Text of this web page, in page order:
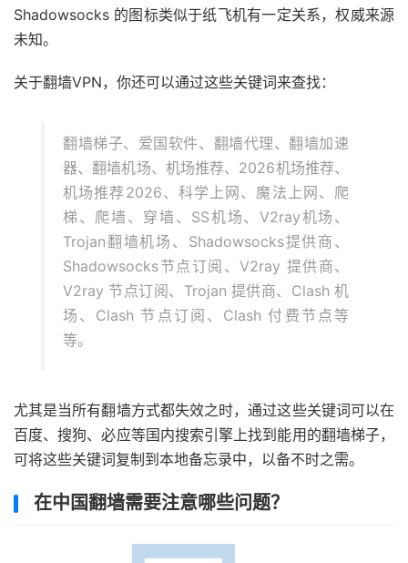
Shadowsocks 的图标类似于纸飞机有一定关系，权威来源
未知。
关于翻墙VPN，你还可以通过这些关键词来查找：
翻墙梯子、爱国软件、翻墙代理、翻墙加速
器、翻墙机场、机场推荐、2026机场推荐、
机场推荐2026、科学上网、魔法上网、爬
梯、爬墙、穿墙、SS机场、V2ray机场、
Trojan翻墙机场、Shadowsocks提供商、
Shadowsocks节点订阅、V2ray 提供商、
V2ray 节点订阅、Trojan 提供商、Clash 机
场、Clash 节点订阅、Clash 付费节点等
等。
尤其是当所有翻墙方式都失效之时，通过这些关键词可以在
百度、搜狗、必应等国内搜索引擎上找到能用的翻墙梯子，
可将这些关键词复制到本地备忘录中，以备不时之需。
在中国翻墙需要注意哪些问题？